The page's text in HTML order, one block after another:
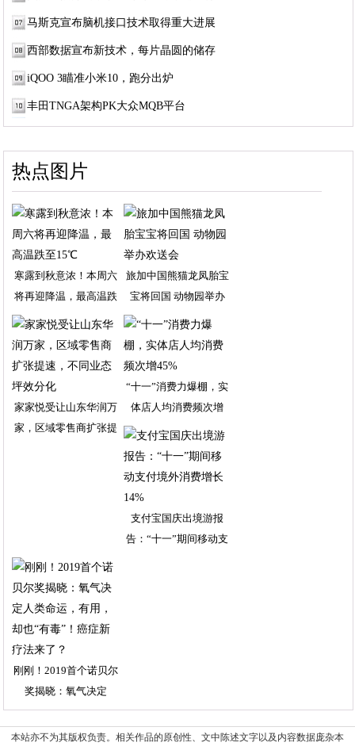
马斯克宣布脑机接口技术取得重大进展
西部数据宣布新技术，每片晶圆的储存
iQOO 3瞄准小米10，跑分出炉
丰田TNGA架构PK大众MQB平台
热点图片
寒露到秋意浓！本周六
将再迎降温，最高温跌
旅加中国熊猫龙凤胎宝
宝将回国 动物园举办
家家悦受让山东华润万
家，区域零售商扩张提
“十一”消费力爆棚，实
体店人均消费频次增
支付宝国庆出境游报
告：“十一”期间移动支
刚刚！2019首个诺贝尔
奖揭晓：氧气决定
本站亦不为其版权负责。相关作品的原创性、文中陈述文字以及内容数据庞杂本